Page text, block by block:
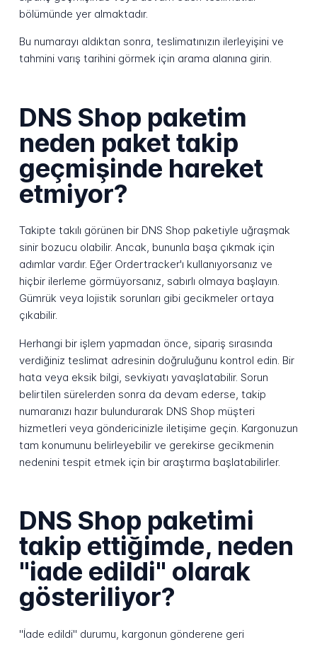
bölümünde yer almaktadır.
Bu numarayı aldıktan sonra, teslimatınızın ilerleyişini ve
tahmini varış tarihini görmek için arama alanına girin.
DNS Shop paketim
neden paket takip
geçmişinde hareket
etmiyor?
Takipte takılı görünen bir DNS Shop paketiyle uğraşmak
sinir bozucu olabilir. Ancak, bununla başa çıkmak için
adımlar vardır. Eğer Ordertracker'ı kullanıyorsanız ve
hiçbir ilerleme görmüyorsanız, sabırlı olmaya başlayın.
Gümrük veya lojistik sorunları gibi gecikmeler ortaya
çıkabilir.
Herhangi bir işlem yapmadan önce, sipariş sırasında
verdiğiniz teslimat adresinin doğruluğunu kontrol edin. Bir
hata veya eksik bilgi, sevkiyatı yavaşlatabilir. Sorun
belirtilen sürelerden sonra da devam ederse, takip
numaranızı hazır bulundurarak DNS Shop müşteri
hizmetleri veya göndericinizle iletişime geçin. Kargonuzun
tam konumunu belirleyebilir ve gerekirse gecikmenin
nedenini tespit etmek için bir araştırma başlatabilirler.
DNS Shop paketimi
takip ettiğimde, neden
"iade edildi" olarak
gösteriliyor?
"İade edildi" durumu, kargonun gönderene geri